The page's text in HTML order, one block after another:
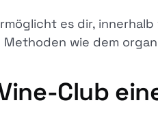
es dir,
Methoden wie dem
Club